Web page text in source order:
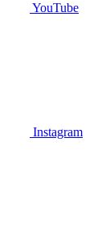
YouTube
Instagram